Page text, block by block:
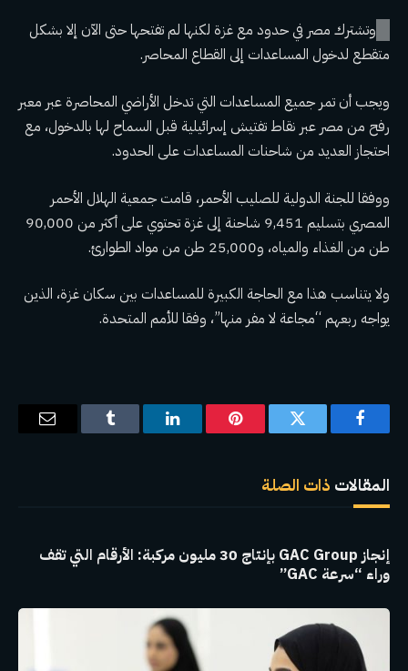
وتشترك مصر في حدود مع غزة لكنها لم تفتحها حتى الآن إلا بشكل
متقطع لدخول المساعدات إلى القطاع المحاصر.
ويجب أن تمر جميع المساعدات التي تدخل الأراضي المحاصرة عبر معبر
رفح من مصر عبر نقاط تفتيش إسرائيلية قبل السماح لها بالدخول، مع
احتجاز العديد من شاحنات المساعدات على الحدود.
ووفقا للجنة الدولية للصليب الأحمر، قامت جمعية الهلال الأحمر
المصري بتسليم 9,451 شاحنة إلى غزة تحتوي على أكثر من 90,000
طن من الغذاء والمياه، و25,000 طن من مواد الطوارئ.
ولا يتناسب هذا مع الحاجة الكبيرة للمساعدات بين سكان غزة، الذين
يواجه ربعهم “مجاعة لا مفر منها”، وفقا للأمم المتحدة.
فيسبوك تويتر بينتيريستلينكدإن Tumblr
البريد
المقالات ذات الصلة
إنجاز GAC Group بإنتاج 30 مليون مركبة: الأرقام التي تقف
وراء “سرعة GAC”